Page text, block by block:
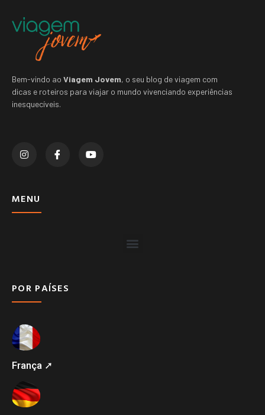
Bem-vindo ao Viagem Jovem, o seu blog de viagem com
dicas e roteiros para viajar o mundo vivenciando experiências
inesquecíveis.
MENU
POR PAÍSES
França ➚